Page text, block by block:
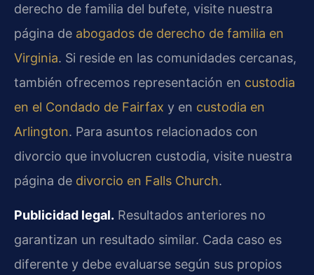
derecho de familia del bufete, visite nuestra
página de abogados de derecho de familia en
Virginia. Si reside en las comunidades cercanas,
también ofrecemos representación en custodia
en el Condado de Fairfax y en custodia en
Arlington. Para asuntos relacionados con
divorcio que involucren custodia, visite nuestra
página de divorcio en Falls Church.
Publicidad legal. Resultados anteriores no
garantizan un resultado similar. Cada caso es
diferente y debe evaluarse según sus propios